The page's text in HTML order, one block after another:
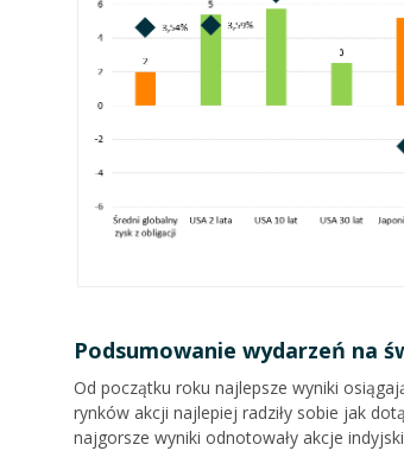
Podsumowanie wydarzeń na
Od początku roku najlepsze wyniki
rynków akcji najlepiej radziły sobie jak
najgorsze wyniki odnotowały akcje